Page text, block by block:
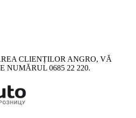
CLIENȚILOR ANGRO, VĂ
NUMĂRUL 0685 22 220.